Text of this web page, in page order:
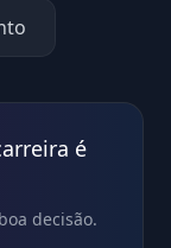
é
decisão.